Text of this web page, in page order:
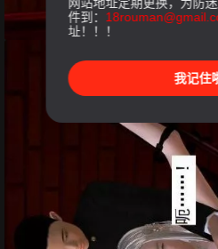
件到：
址！！！
我记住